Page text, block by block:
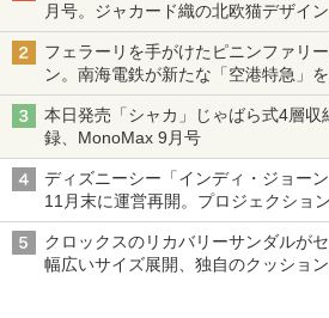
月号。ジャカード織の北欧猫デザイン
フェラーリを手がけたピニンファリ
ン。南海電鉄が新たな「空港特急」
本日発売「シャカ」じゃばら式4層収
録、MonoMax 9月号
ディズニーシー「インディ・ジョー
11月末に運営再開。プロジェクショ
は1500円
クロックスのリカバリーサンダルが
幅広いサイズ展開、独自のクッショ